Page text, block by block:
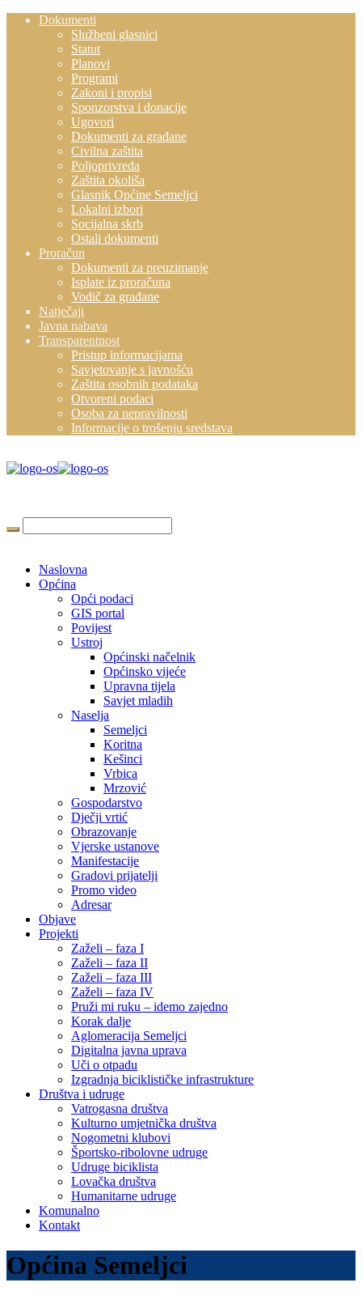
Dokumenti
Službeni glasnici
Statut
Planovi
Programi
Zakoni i propisi
Sponzorstva i donacije
Ugovori
Dokumenti za građane
Civilna zaštita
Poljoprivreda
Zaštita okoliša
Glasnik Općine Semeljci
Lokalni izbori
Socijalna skrb
Ostali dokumenti
Proračun
Dokumenti za preuzimanje
Isplate iz proračuna
Vodič za građane
Natječaji
Javna nabava
Transparentnost
Pristup informacijama
Savjetovanje s javnošću
Zaštita osobnih podataka
Otvoreni podaci
Osoba za nepravilnosti
Informacije o trošenju sredstava
Naslovna
Općina
Opći podaci
GIS portal
Povijest
Ustroj
Općinski načelnik
Općinsko vijeće
Upravna tijela
Savjet mladih
Naselja
Semeljci
Koritna
Kešinci
Vrbica
Mrzović
Gospodarstvo
Dječji vrtić
Obrazovanje
Vjerske ustanove
Manifestacije
Gradovi prijatelji
Promo video
Adresar
Objave
Projekti
Zaželi – faza I
Zaželi – faza II
Zaželi – faza III
Zaželi – faza IV
Pruži mi ruku – idemo zajedno
Korak dalje
Aglomeracija Semeljci
Digitalna javna uprava
Uči o otpadu
Izgradnja biciklističke infrastrukture
Društva i udruge
Vatrogasna društva
Kulturno umjetnička društva
Nogometni klubovi
Športsko-ribolovne udruge
Udruge biciklista
Lovačka društva
Humanitarne udruge
Komunalno
Kontakt
Općina Semeljci